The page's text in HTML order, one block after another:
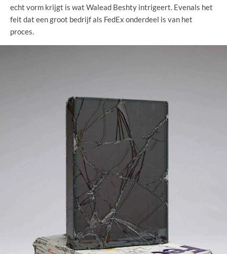
echt vorm krijgt is wat Walead Beshty intrigeert. Evenals het
feit dat een groot bedrijf als FedEx onderdeel is van het
proces.